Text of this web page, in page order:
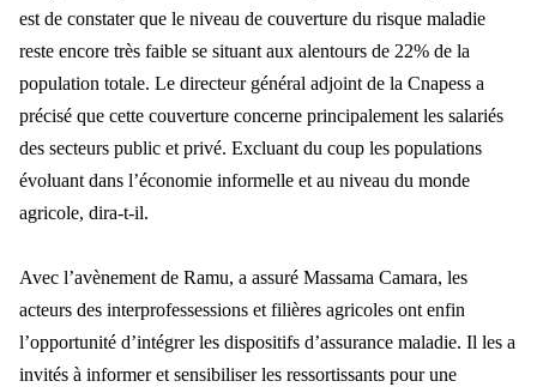
est de constater que le niveau de couverture du risque maladie
reste encore très faible se situant aux alentours de 22% de la
population totale. Le directeur général adjoint de la Cnapess a
précisé que cette couverture concerne principalement les salariés
des secteurs public et privé. Excluant du coup les populations
évoluant dans l’économie informelle et au niveau du monde
agricole, dira-t-il.
Avec l’avènement de Ramu, a assuré Massama Camara, les
acteurs des interprofessessions et filières agricoles ont enfin
l’opportunité d’intégrer les dispositifs d’assurance maladie. Il les a
invités à informer et sensibiliser les ressortissants pour une